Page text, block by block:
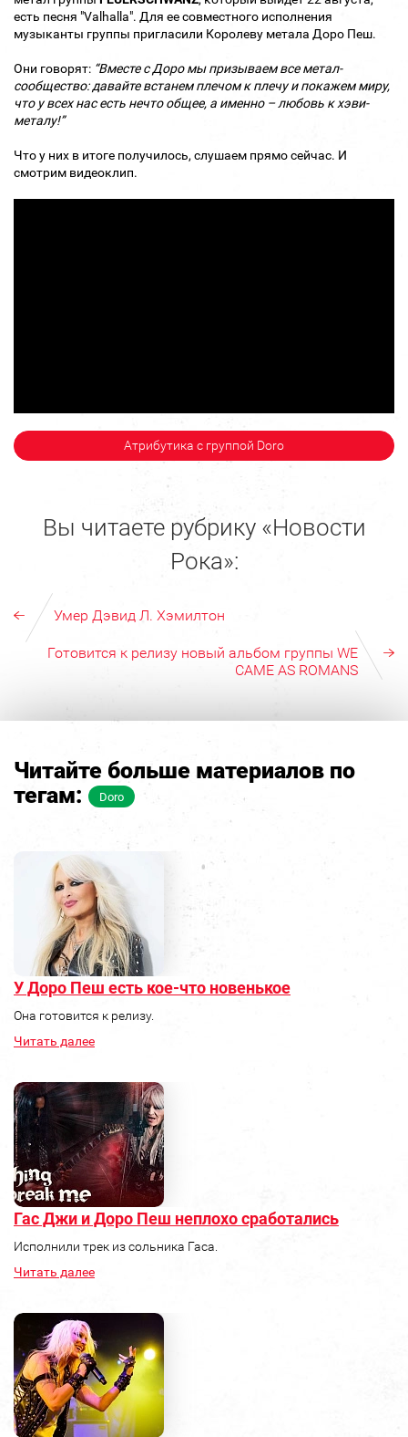
есть песня "Valhalla". Для ее совместного исполнения
музыканты группы пригласили Королеву метала Доро Пеш.
Они говорят: “Вместе с Доро мы призываем все метал-
сообщество: давайте встанем плечом к плечу и покажем миру,
что у всех нас есть нечто общее, а именно – любовь к хэви-
металу!”
Что у них в итоге получилось, слушаем прямо сейчас. И
смотрим видеоклип.
Атрибутика с группой Doro
Вы читаете рубрику «Новости
Рока»:
Умер Дэвид Л. Хэмилтон
Готовится к релизу новый альбом группы WE
CAME AS ROMANS
Читайте больше материалов по
тегам:
Doro
У Доро Пеш есть кое-что новенькое
Она готовится к релизу.
Читать далее
Гас Джи и Доро Пеш неплохо сработались
Исполнили трек из сольника Гаса.
Читать далее